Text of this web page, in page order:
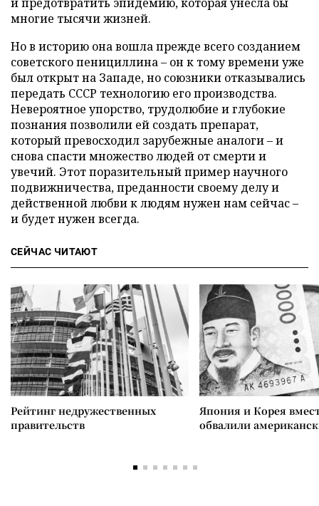
многие тысячи жизней.
Но в историю она вошла прежде всего созданием
советского пенициллина – он к тому времени уже
был открыт на Западе, но союзники отказывались
передать СССР технологию его производства.
Невероятное упорство, трудолюбие и глубокие
познания позволили ей создать препарат,
который превосходил зарубежные аналоги – и
снова спасти множество людей от смерти и
увечий. Этот поразительный пример научного
подвижничества, преданности своему делу и
действенной любви к людям нужен нам сейчас –
и будет нужен всегда.
СЕЙЧАС ЧИТАЮТ
Рейтинг недружественных
правительств
Япония и Корея
обвалили